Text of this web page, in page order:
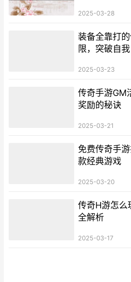
2025-03-28
装备全靠打
限，突破自我
2025-03-23
传奇手游GM
奖励的秘诀
2025-03-21
免费传奇手
款经典游戏
2025-03-20
传奇H游怎么
全解析
2025-03-17